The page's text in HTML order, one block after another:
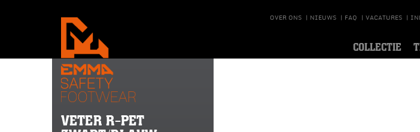
OVER ONS | NIEUWS | FAQ | VACATURES |
COLLECTIE
VETER R-PET